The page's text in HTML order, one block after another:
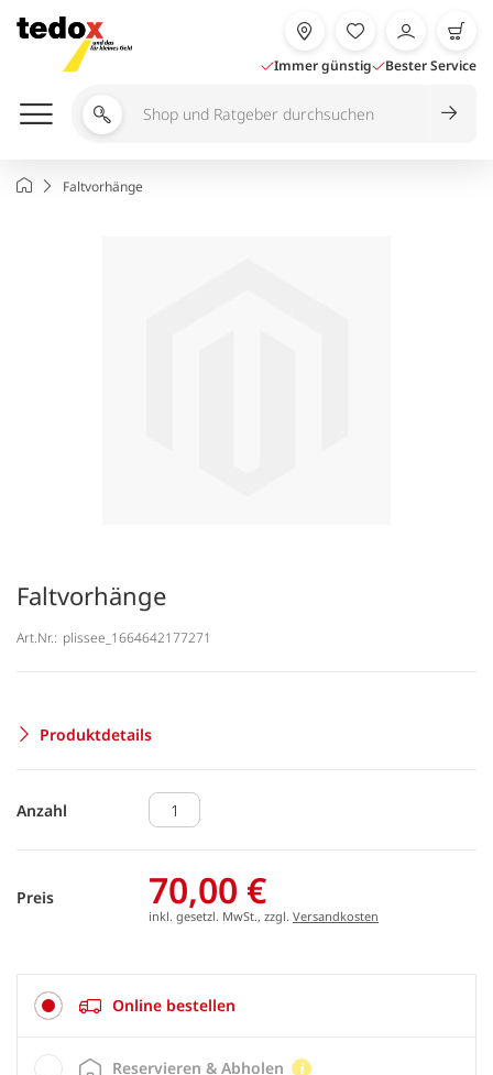
Inhalt
springen
Immer günstig Bester Service
Shop
durchsuchen
StartseiteFaltvorhänge
Faltvorhänge
Art.Nr.: plissee_1664642177271
Produktdetails
Anzahl
Preis 70,00 €
inkl. gesetzl. MwSt., zzgl. Versandkosten
Online bestellen
Reservieren & Abholen